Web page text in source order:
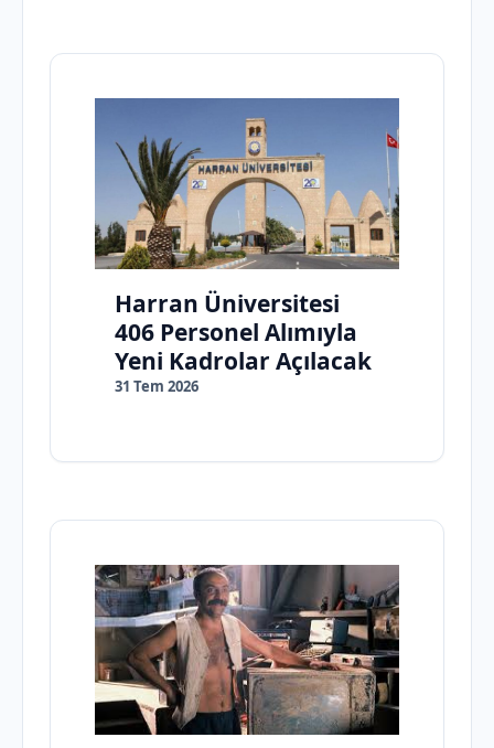
Harran Üniversitesi
406 Personel Alımıyla
Yeni Kadrolar Açılacak
31 Tem 2026